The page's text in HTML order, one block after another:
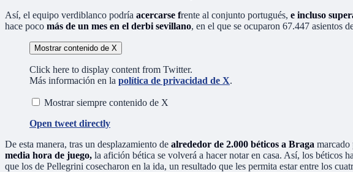
Así, el equipo verdiblanco podría acercarse frente al conjunto portugués, e incluso
hace poco más de un mes en el derbi sevillano, en el que se ocuparon 67.447 asientos
Mostrar contenido de X
Click here to display content from Twitter.
Más información en la política de privacidad de X.
Mostrar siempre contenido de X
Open tweet directly
De esta manera, tras un desplazamiento de alrededor de 2.000 béticos a Braga marcado
media hora de juego, la afición bética se volverá a hacer notar en casa. Así, los béticos
que los de Pellegrini cosecharon en la ida, un resultado que les permita estar entre los